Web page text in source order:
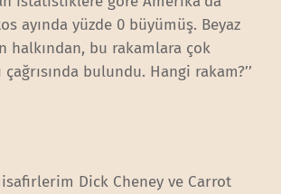
ayında yüzde 0 büyümüş. Beyaz
halkından, bu rakamlara çok
bulundu. Hangi rakam?’’
Dick Cheney ve Carrot